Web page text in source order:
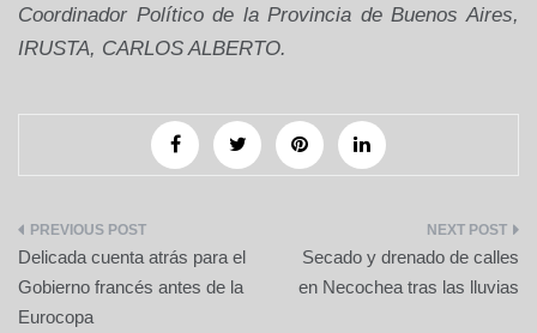
Coordinador Político de la Provincia de Buenos Aires,
IRUSTA, CARLOS ALBERTO.
Navegación
de
Delicada cuenta atrás para el
Gobierno francés antes de la
Eurocopa
Secado y drenado de calles
en Necochea tras las lluvias